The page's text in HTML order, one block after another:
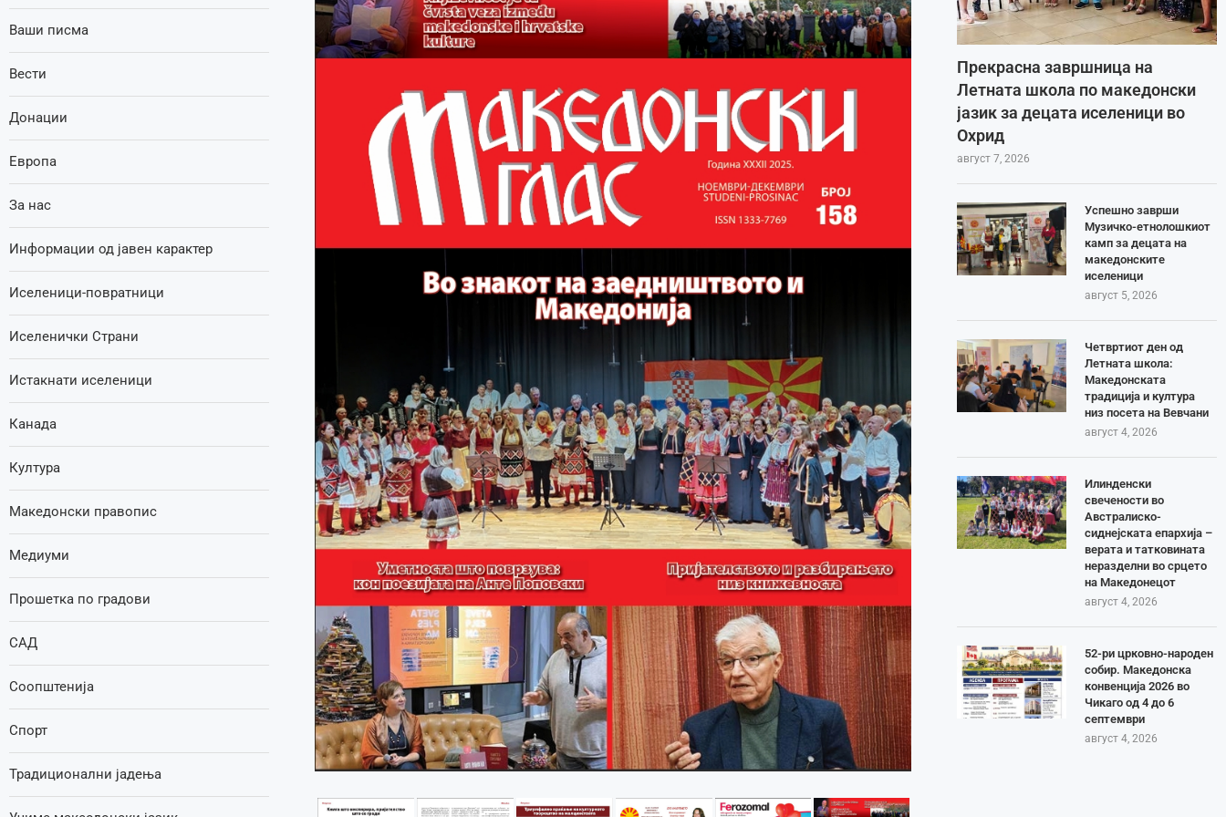
Прекрасна завршница на
Летната школа по македонски
јазик за децата иселеници во
Охрид
август 7, 2026
Успешно заврши
Музичко-етнолошкиот
камп за децата на
македонските
иселеници
август 5, 2026
Четвртиот ден од
Летната школа:
Македонската
традиција и култура
низ посета на Вевчани
август 4, 2026
Илинденски
свечености во
Австралиско-
сиднејската епархија –
верата и татковината
неразделни во срцето
на Македонецот
август 4, 2026
52-ри црковно-народен
собир. Македонска
конвенција 2026 во
Чикаго од 4 до 6
септември
август 4, 2026
Ваши писма
Вести
Донации
Европа
За нас
Информации од јавен карактер
Иселеници-повратници
Иселенички Страни
Истакнати иселеници
Канада
Култура
Македонски правопис
Медиуми
Прошетка по градови
САД
Соопштенија
Спорт
Традиционални јадења